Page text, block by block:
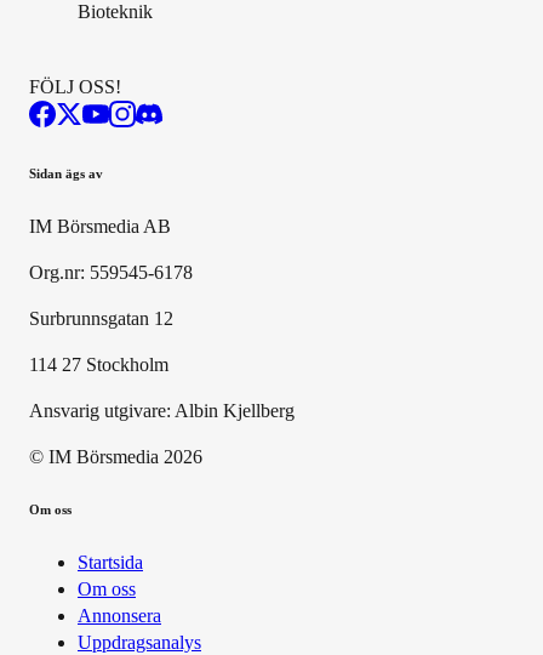
Bioteknik
FÖLJ OSS!
Sidan ägs av
IM Börsmedia AB
Org.nr: 559545-6178
Surbrunnsgatan 12
114 27 Stockholm
Ansvarig utgivare: Albin Kjellberg
© IM Börsmedia 2026
Om oss
Startsida
Om oss
Annonsera
Uppdragsanalys